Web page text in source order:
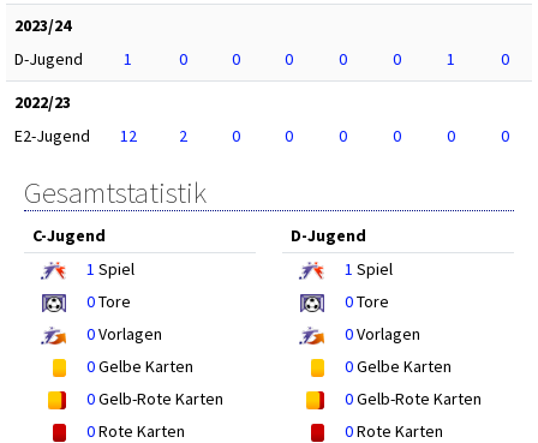
2023/24
D-Jugend
1 0 0 0 0 0 1
0
2022/23
E2-Jugend
12 2 0 0 0 0 0 0
Gesamtstatistik
C-Jugend
1 Spiel
0Tore
0Vorlagen
0Gelbe Karten
0Gelb-Rote Karten
0Rote Karten
D-Jugend
1 Spiel
0Tore
0Vorlagen
0Gelbe Karten
0Gelb-Rote Karten
0Rote Karten